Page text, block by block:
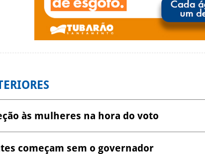
às mulheres na hora do voto
começam sem o governador